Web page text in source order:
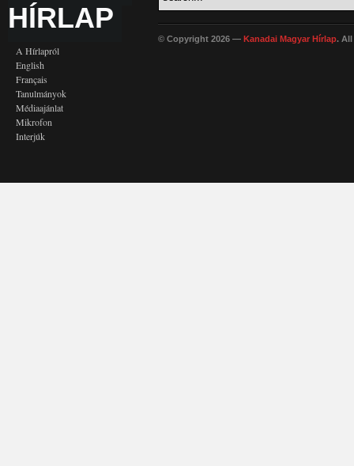
HÍRLAP
A Hírlapról
English
Français
Tanulmányok
Médiaajánlat
Mikrofon
Interjúk
© Copyright 2026 — Kanadai Magyar Hírlap. All